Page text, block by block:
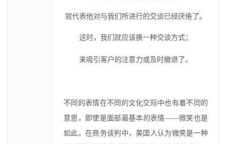
就代表他对与我们所进行的交谈已经厌倦了。
这时，我们就应该换一种交谈方式；
来吸引客户的注意力或及时撤退了。
不同的表情在不同的文化交际中也有着不同的
意思，即使是面部最基本的表情——微笑也是
如此。在商务谈判中，美国人认为微笑是一种